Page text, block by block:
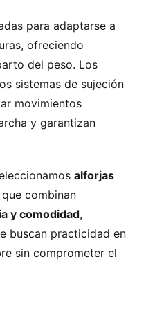
para adaptarse a
ofreciendo
del peso. Los
sistemas de sujeción
movimientos
y garantizan
alforjas
que combinan
y comodidad,
buscan practicidad en
sin comprometer el